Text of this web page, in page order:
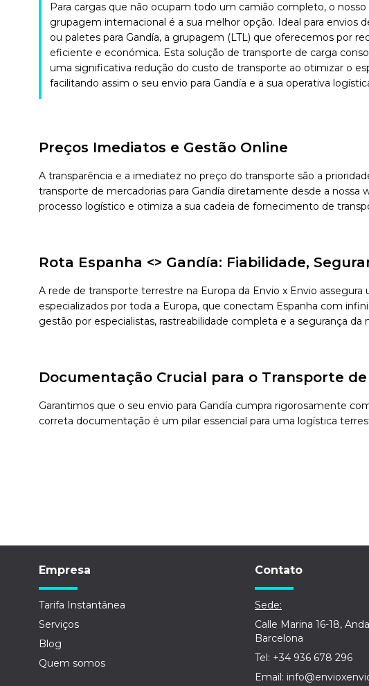
Para cargas que não ocupam todo um camião completo, o nosso
grupagem internacional é a sua melhor opção. Ideal para envios
ou paletes para Gandía, a grupagem (LTL) que oferecemos por
eficiente e económica. Esta solução de transporte de carga
uma significativa redução do custo de transporte ao otimizar o
facilitando assim o seu envio para Gandía e a sua operativa
Preços Imediatos e Gestão Online
A transparência e a imediatez no preço do transporte são a
transporte de mercadorias para Gandía diretamente desde a nossa
processo logístico e otimiza a sua cadeia de fornecimento de
Rota Espanha <> Gandía: Fiabilidade,
A rede de transporte terrestre na Europa da Envio x Envio
especializados por toda a Europa, que conectam Espanha com
gestão por especialistas, rastreabilidade completa e a segurança
Documentação Crucial para o Transporte
Garantimos que o seu envio para Gandía cumpra rigorosamente
correta documentação é um pilar essencial para uma logística
Empresa
Tarifa Instantânea
Serviços
Blog
Quem somos
Contato
Sede:
Calle Marina 16-18,
Barcelona
Tel: +34 936 678 296
Email: